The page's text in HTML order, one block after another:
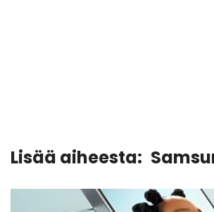
Lisää aiheesta: